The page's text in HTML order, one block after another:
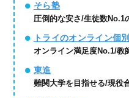
そら塾
圧倒的な安さ/生徒数No.1
トライのオンライン個
オンライン満足度No.1/教
東進
難関大学を目指せる/現役